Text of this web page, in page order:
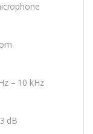
– 10 kHz
dB